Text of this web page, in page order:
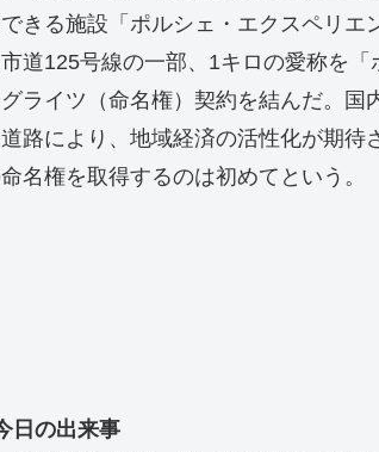
きる施設「ポルシェ・エクスペリエ
道125号線の一部、1キロの愛称を「
ライツ（命名権）契約を結んだ。国
路により、地域経済の活性化が期待
名権を取得するのは初めてという。
日の出来事